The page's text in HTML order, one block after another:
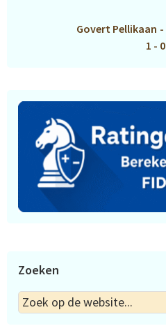
Govert Pellikaan -
1 - 0
Zoeken
Zoek
op